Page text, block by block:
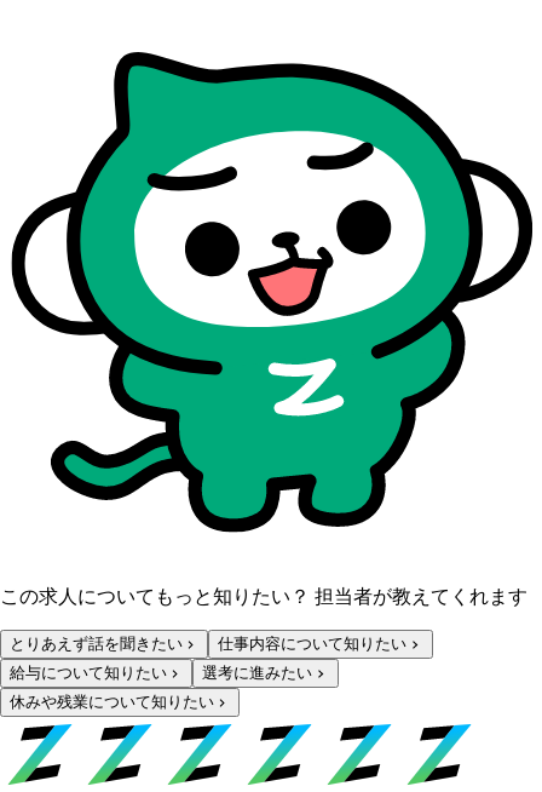
この求人についてもっと知りたい？ 担当者が教えてくれます
とりあえず話を聞きたい
仕事内容について知りたい
給与について知りたい
選考に進みたい
休みや残業について知りたい